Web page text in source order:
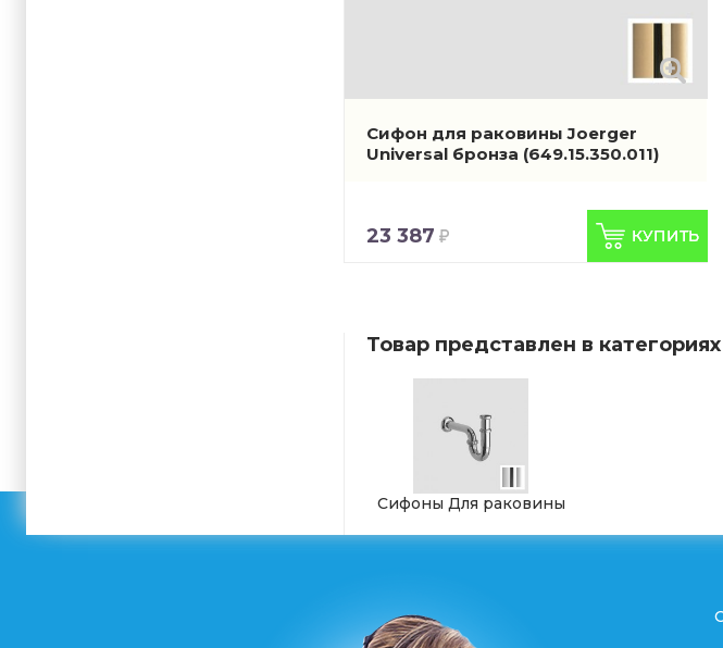
Сифон для раковины Joerger
Universal бронза (649.15.350.011)
23 387
Товар представлен в категориях
Сифоны Для раковины